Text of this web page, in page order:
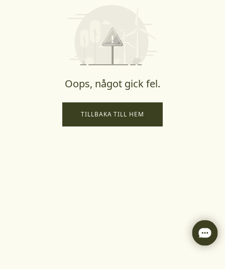
Oops, något gick fel.
TILLBAKA TILL HEM